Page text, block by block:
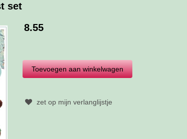
set
8.55
zet op mijn verlanglijstje